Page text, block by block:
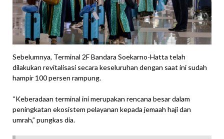
Sebelumnya, Terminal 2F Bandara Soekarno-Hatta telah
dilakukan revitalisasi secara keseluruhan dengan saat ini sudah
hampir 100 persen rampung.
“Keberadaan terminal ini merupakan rencana besar dalam
peningkatan ekosistem pelayanan kepada jemaah haji dan
umrah,” pungkas dia.